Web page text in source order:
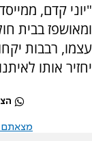
"יוני קדם,
ומאושפז בבית
עצמו, רבבות
יחזיר אותו
מצאתם